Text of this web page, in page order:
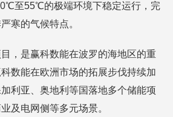
至55℃的极端环境下稳定运行，完
寒的气候特点。
，是赢科数能在波罗的海地区的重
数能在欧洲市场的拓展步伐持续加
利亚、奥地利等国落地多个储能项
及电网侧等多元场景。